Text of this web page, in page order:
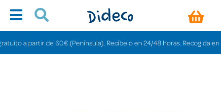
a partir de 60€ (Península). Recíbelo en 24/48 horas. Recogida en